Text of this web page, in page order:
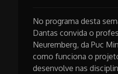
No programa desta
Dantas convida o
Neuremberg, da Puc
como funciona o
desenvolve nas